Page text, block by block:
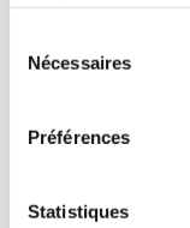
Nécessaires
Préférences
Statistiques
Fournisseur :
But : Utilisé par